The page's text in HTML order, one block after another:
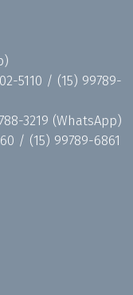
5110 / (15) 99789-
3219 (WhatsApp)
/ (15) 99789-6861